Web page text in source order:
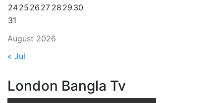
August 2026
2425 26 27 28 29 30
31
« Jul
London Bangla Tv